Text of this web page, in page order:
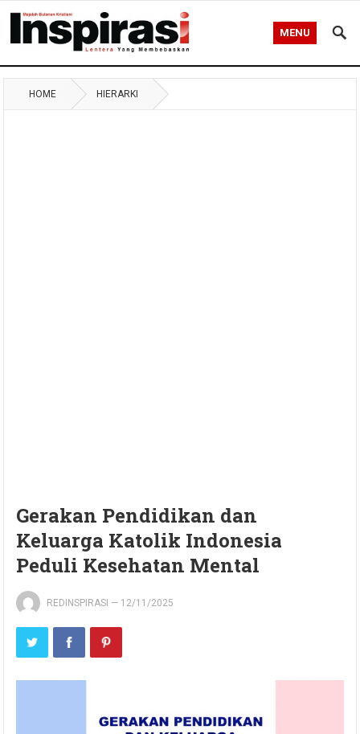
MENU
HOME HIERARKI
Gerakan Pendidikan dan
Keluarga Katolik Indonesia
Peduli Kesehatan Mental
REDINSPIRASI — 12/11/2025